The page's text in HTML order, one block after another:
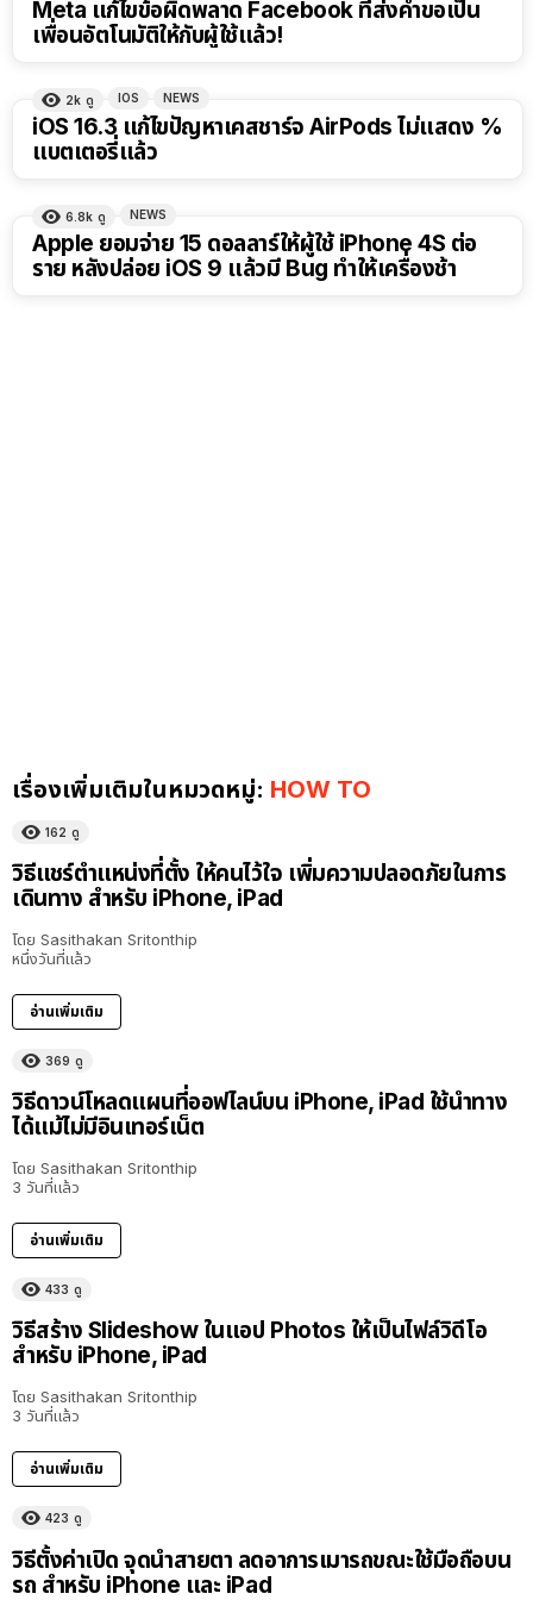
Meta แก้ไขข้อผิดพลาด Facebook ที่ส่งคําขอเป็น
เพื่อนอัตโนมัติให้กับผู้ใช้แล้ว!
2k ดู IOS NEWS
iOS 16.3 แก้ไขปัญหาเคสชาร์จ AirPods ไม่แสดง %
แบตเตอรี่แล้ว
6.8k ดู NEWS
Apple ยอมจ่าย 15 ดอลลาร์ให้ผู้ใช้ iPhone 4S ต่อ
ราย หลังปล่อย iOS 9 แล้วมี Bug ทำให้เครื่องช้า
เรื่องเพิ่มเติมในหมวดหมู่: HOW TO
162 ดู
วิธีแชร์ตำแหน่งที่ตั้ง ให้คนไว้ใจ เพิ่มความปลอดภัยในการ
เดินทาง สำหรับ iPhone, iPad
โดย Sasithakan Sritonthip
หนึ่งวันที่แล้ว
อ่านเพิ่มเติม
369 ดู
วิธีดาวน์โหลดแผนที่ออฟไลน์บน iPhone, iPad ใช้นำทาง
ได้แม้ไม่มีอินเทอร์เน็ต
โดย Sasithakan Sritonthip
3 วันที่แล้ว
อ่านเพิ่มเติม
433 ดู
วิธีสร้าง Slideshow ในแอป Photos ให้เป็นไฟล์วิดีโอ
สำหรับ iPhone, iPad
โดย Sasithakan Sritonthip
3 วันที่แล้ว
อ่านเพิ่มเติม
423 ดู
วิธีตั้งค่าเปิด จุดนำสายตา ลดอาการเมารถขณะใช้มือถือบน
รถ สำหรับ iPhone และ iPad